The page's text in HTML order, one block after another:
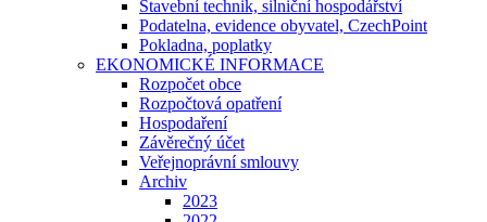
Stavební technik, silniční hospodářství
Podatelna, evidence obyvatel, CzechPoint
Pokladna, poplatky
EKONOMICKÉ INFORMACE
Rozpočet obce
Rozpočtová opatření
Hospodaření
Závěrečný účet
Veřejnoprávní smlouvy
Archiv
2023